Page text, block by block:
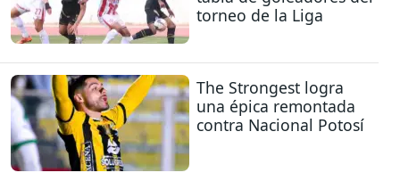
torneo de la Liga
The Strongest logra
una épica remontada
contra Nacional Potosí